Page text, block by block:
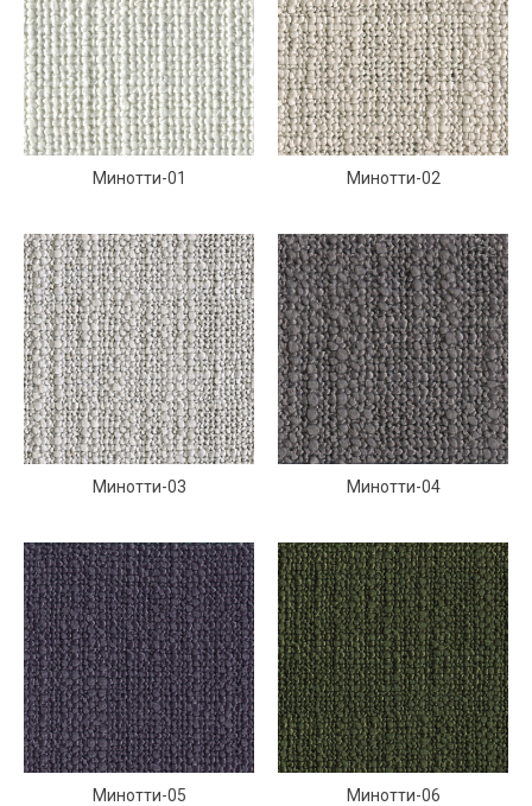
Минотти-01 Минотти-02
Минотти-03 Минотти-04
Минотти-05 Минотти-06